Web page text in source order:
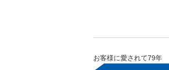
お客様に愛されて79年